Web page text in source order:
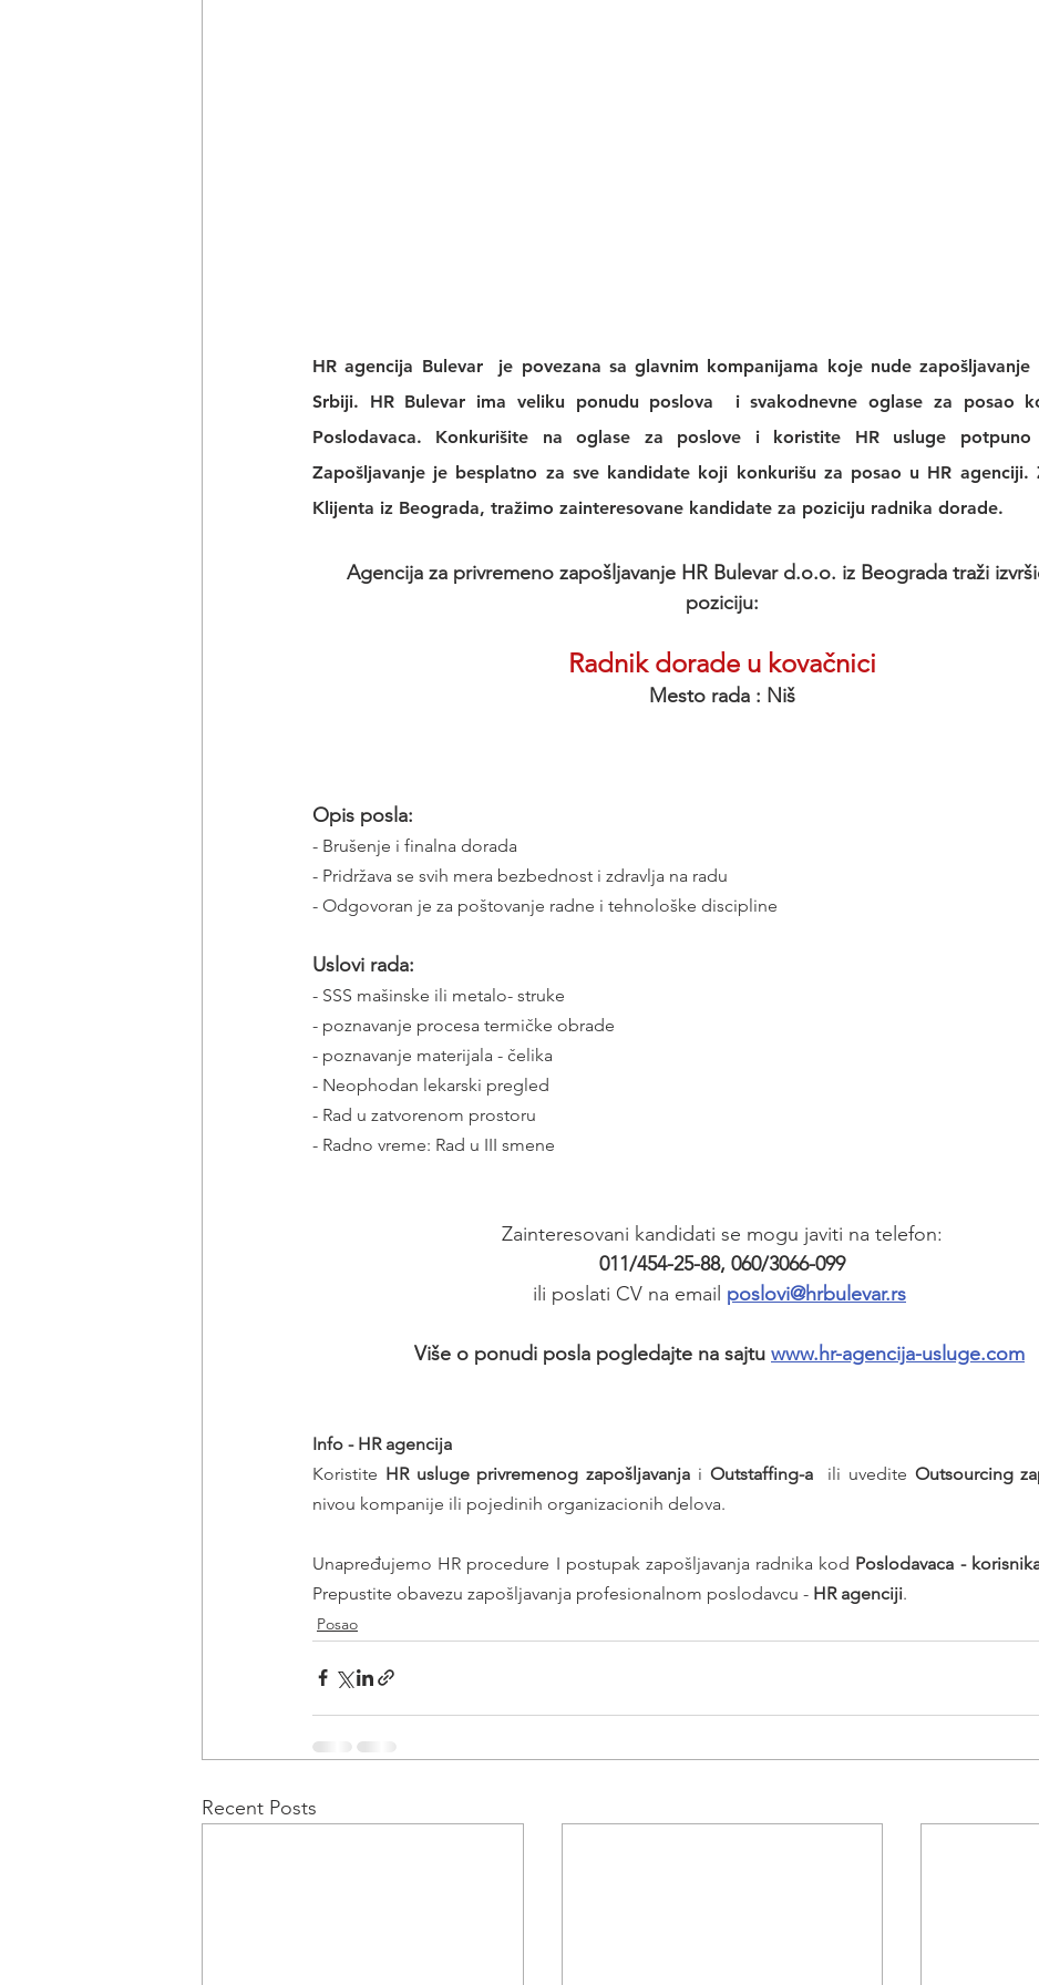
HR agencija Bulevar
je povezana sa glavnim kompanijama koje nude zapošljavanje
Srbiji. HR Bulevar ima veliku ponudu poslova
  i svakodnevne
oglase za posao
Poslodavaca. Konkurišite na oglase za poslove i koristite HR usluge potpuno
Zapošljavanje je besplatno za sve kandidate koji konkurišu za posao u HR agenciji.
Klijenta iz Beograda, tražimo zainteresovane kandidate za poziciju radnika dorade.
Agencija za privremeno zapošljavanje HR Bulevar d.o.o. iz Beograda traži
poziciju:
Radnik dorade u kovačnici
Mesto rada : Niš
Opis posla:
- Brušenje i finalna dorada
- Pridržava se svih mera bezbednost i zdravlja na radu
- Odgovoran je za poštovanje radne i tehnološke discipline
Uslovi rada:
- SSS mašinske ili metalo- struke
- poznavanje procesa termičke obrade
- poznavanje materijala - čelika
- Neophodan lekarski pregled
- Rad u zatvorenom prostoru
- Radno vreme: Rad u III smene
Zainteresovani kandidati se mogu javiti na telefon:
011/454-25-88, 060/3066-099
ili poslati CV na email poslovi@hrbulevar.rs
Više o ponudi posla pogledajte na sajtu www.hr-agencija-usluge.com
Info - HR agencija
Koristite HR usluge privremenog zapošljavanja i Outstaffing-a
  ili uvedite
Outsourcing
nivou kompanije ili pojedinih organizacionih delova.
Unapređujemo HR procedure I postupak zapošljavanja radnika kod
Prepustite obavezu zapošljavanja profesionalnom poslodavcu - HR agenciji.
Posao
Recent Posts